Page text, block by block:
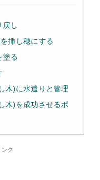
戻し
挿し穂にする
塗る
木)に水遣りと管理
木)を成功させるポ
ク